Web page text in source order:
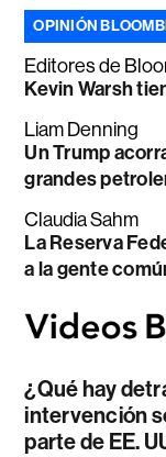
OPINIÓN
Editores de
Kevin Warsh
Liam Denning
Un Trump
grandes
Claudia Sahm
La Reserva
a la gente
¿Qué hay
intervención
parte de EE.